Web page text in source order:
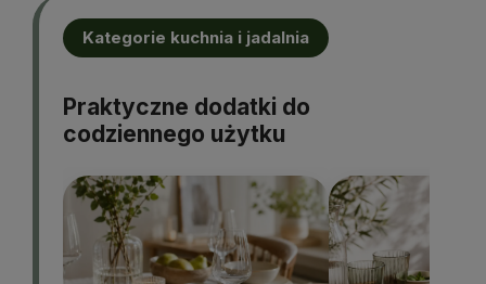
Kategorie kuchnia i jadalnia
Praktyczne dodatki do
codziennego użytku